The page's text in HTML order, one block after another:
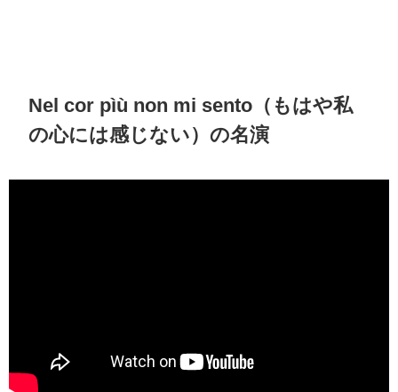
Nel cor pìù non mi sento（もはや私
の心には感じない）の名演